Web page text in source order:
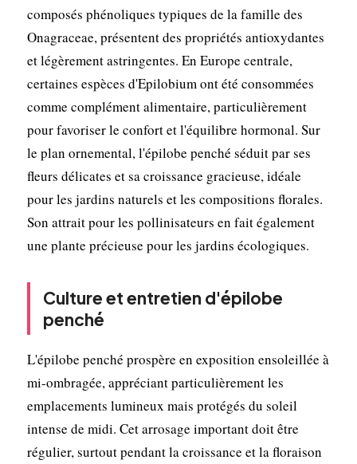
composés phénoliques typiques de la famille des
Onagraceae, présentent des propriétés antioxydantes
et légèrement astringentes. En Europe centrale,
certaines espèces d'Epilobium ont été consommées
comme complément alimentaire, particulièrement
pour favoriser le confort et l'équilibre hormonal. Sur
le plan ornemental, l'épilobe penché séduit par ses
fleurs délicates et sa croissance gracieuse, idéale
pour les jardins naturels et les compositions florales.
Son attrait pour les pollinisateurs en fait également
une plante précieuse pour les jardins écologiques.
Culture et entretien d'épilobe
penché
L'épilobe penché prospère en exposition ensoleillée à
mi-ombragée, appréciant particulièrement les
emplacements lumineux mais protégés du soleil
intense de midi. Cet arrosage important doit être
régulier, surtout pendant la croissance et la floraison